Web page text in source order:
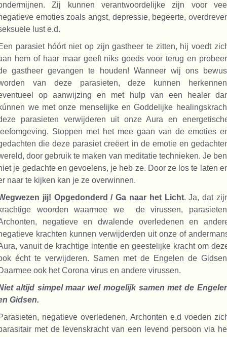
Zij kunnen verantwoordelijke zijn voor
emoties zoals angst, depressie, begeerte,
lust e.d.
parasiet hóórt niet op zijn gastheer te zitten, hij voedt
hem of haar maar geeft niks goeds voor terug en
gastheer gevangen te houden! Wanneer wij ons
van deze parasieten, deze kunnen
op aanwijzing en met hulp van een healer
we met onze menselijke en Goddelijke
parasieten verwijderen uit onze Aura en
Stoppen met het mee gaan van de emoties
die deze parasiet creëert in de emotie en
door gebruik te maken van meditatie technieken. Je
je gedachte en gevoelens, je heb ze. Door ze los te laten
naar te kijken kan je ze overwinnen.
jij! Opgedonderd / Ga naar het Licht. Ja, dat
woorden waarmee we de virussen,
negatieve en dwalende overledenen en
krachten kunnen verwijderden uit onze of
vanuit de krachtige intentie en geestelijke kracht om
écht te verwijderen. Samen met de Engelen de
ook het Corona virus en andere virussen.
altijd simpel maar wel mogelijk samen met de
Gidsen.
negatieve overledenen, Archonten e.d voeden
met de levenskracht van een levend persoon via